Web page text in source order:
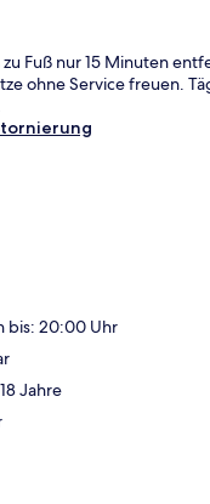
Fuß nur 15 Minuten
ohne Service freuen.
bis: 20:00 Uhr
Jahre